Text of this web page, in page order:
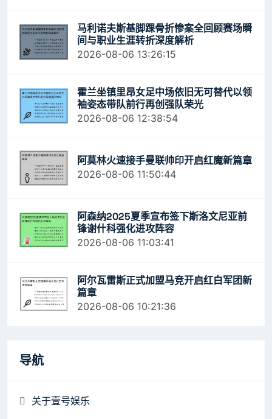
马利诺夫斯基脚踝骨折惨案全回顾赛场瞬
间与职业生涯转折深度解析
2026-08-06 13:26:15
霍兰坐镇里昂女足中场依旧无可替代以领
袖姿态带队前行再创强队荣光
2026-08-06 12:38:54
阿莫林火速接手曼联帅印开启红魔新篇章
2026-08-06 11:50:44
阿森纳2025夏季宣布签下斯洛文尼亚前
锋谢什科强化进攻阵容
2026-08-06 11:03:41
阿尔瓦雷斯正式加盟马竞开启红白军团新
篇章
2026-08-06 10:21:36
导航
关于壹号娱乐